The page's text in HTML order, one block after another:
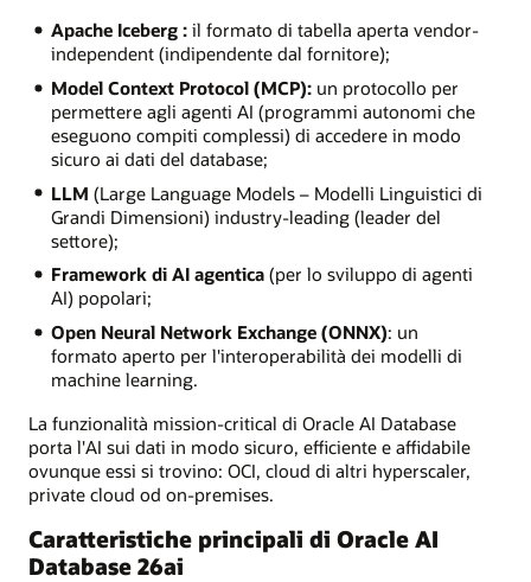
Apache Iceberg :il formato di tabella aperta vendor-
independent (indipendente dal fornitore);
Model Context Protocol (MCP):un protocollo per
permettere agli agenti AI (programmi autonomi che
eseguono compiti complessi) di accedere in modo
sicuro ai dati del database;
LLM (Large Language Models – Modelli Linguistici di
Grandi Dimensioni) industry-leading (leader del
settore);
Framework di AI agentica(per lo sviluppo di agenti
AI) popolari;
Open Neural Network Exchange (ONNX): un
formato aperto per l'interoperabilità dei modelli di
machine learning.
La funzionalità mission-critical di Oracle AI Database
porta l'AI sui dati in modo sicuro, efficiente e affidabile
ovunque essi si trovino: OCI, cloud di altri hyperscaler,
private cloud od on-premises.
Caratteristiche principali di Oracle AI
Database 26ai